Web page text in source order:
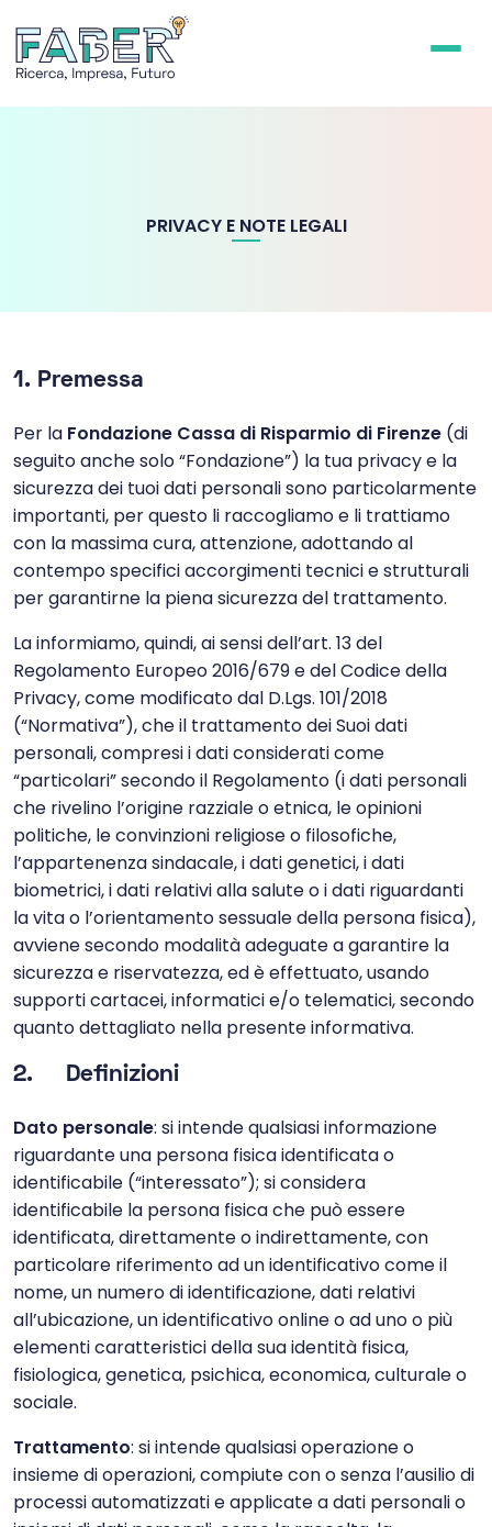
PRIVACY E NOTE LEGALI
1. Premessa
Per la Fondazione Cassa di Risparmio di Firenze (di
seguito anche solo “Fondazione”) la tua privacy e la
sicurezza dei tuoi dati personali sono particolarmente
importanti, per questo li raccogliamo e li trattiamo
con la massima cura, attenzione, adottando al
contempo specifici accorgimenti tecnici e strutturali
per garantirne la piena sicurezza del trattamento.
La informiamo, quindi, ai sensi dell’art. 13 del
Regolamento Europeo 2016/679 e del Codice della
Privacy, come modificato dal D.Lgs. 101/2018
(“Normativa”), che il trattamento dei Suoi dati
personali, compresi i dati considerati come
“particolari” secondo il Regolamento (i dati personali
che rivelino l’origine razziale o etnica, le opinioni
politiche, le convinzioni religiose o filosofiche,
l’appartenenza sindacale, i dati genetici, i dati
biometrici, i dati relativi alla salute o i dati riguardanti
la vita o l’orientamento sessuale della persona fisica),
avviene secondo modalità adeguate a garantire la
sicurezza e riservatezza, ed è effettuato, usando
supporti cartacei, informatici e/o telematici, secondo
quanto dettagliato nella presente informativa.
2. Definizioni
Dato personale: si intende qualsiasi informazione
riguardante una persona fisica identificata o
identificabile (“interessato”); si considera
identificabile la persona fisica che può essere
identificata, direttamente o indirettamente, con
particolare riferimento ad un identificativo come il
nome, un numero di identificazione, dati relativi
all’ubicazione, un identificativo online o ad uno o più
elementi caratteristici della sua identità fisica,
fisiologica, genetica, psichica, economica, culturale o
sociale.
Trattamento: si intende qualsiasi operazione o
insieme di operazioni, compiute con o senza l’ausilio di
processi automatizzati e applicate a dati personali o